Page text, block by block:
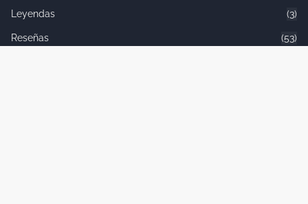
Leyendas (3)
Reseñas (53)